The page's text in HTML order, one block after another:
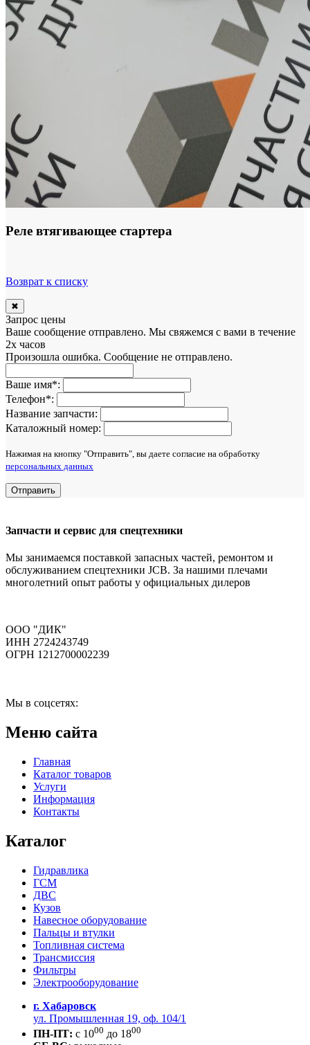
Реле втягивающее стартера
Возврат к списку
✖
Запрос цены
Ваше сообщение отправлено. Мы свяжемся с вами в течение
2х часов
Произошла ошибка. Сообщение не отправлено.
Ваше имя*:
Телефон*:
Название запчасти:
Каталожный номер:
Нажимая на кнопку "Отправить", вы даете согласие на обработку
персональных данных
Отправить
Запчасти и сервис для спецтехники
Мы занимаемся поставкой запасных частей, ремонтом и
обслуживанием спецтехники JCB. За нашими плечами
многолетний опыт работы у официальных дилеров
ООО "ДИК"
ИНН 2724243749
ОГРН 1212700002239
Мы в соцсетях:
Меню сайта
Главная
Каталог товаров
Услуги
Информация
Контакты
Каталог
Гидравлика
ГСМ
ДВС
Кузов
Навесное оборудование
Пальцы и втулки
Топливная система
Трансмиссия
Фильтры
Электрооборудование
г. Хабаровск
ул. Промышленная 19, оф. 104/1
ПН-ПТ: c 1000 до 1800